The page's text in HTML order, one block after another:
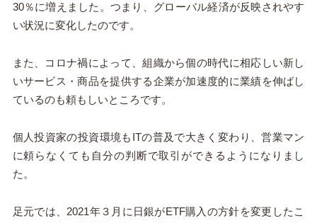
30％に増えました。つまり、グローバル経済が反映されやす
い状況に変化したのです。
また、コロナ禍によって、組織から個の時代に相応しい新し
いサービス・商品を提供する企業が加速度的に業績を伸ばし
ているのも頼もしいところです。
個人投資家の投資環境もITの普及で大きく変わり、営業マン
に頼らなくても自分の判断で取引ができるようになりまし
た。
足元では、2021年３月に日銀がETF購入の方針を変更したこ